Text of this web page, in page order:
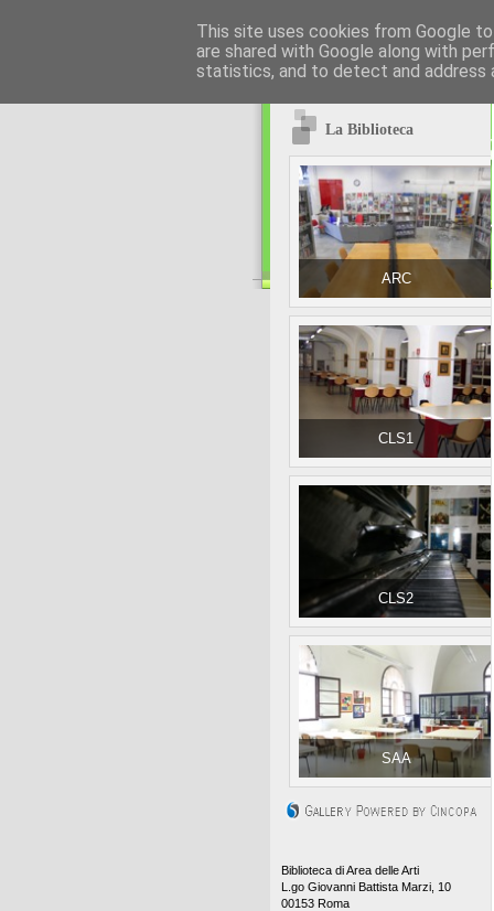
La Biblioteca
ARC
CLS1
CLS2
SAA
Biblioteca di Area delle Arti
L.go Giovanni Battista Marzi, 10
00153 Roma
This site uses cookies from Google
are shared with Google along with
statistics, and to detect and address